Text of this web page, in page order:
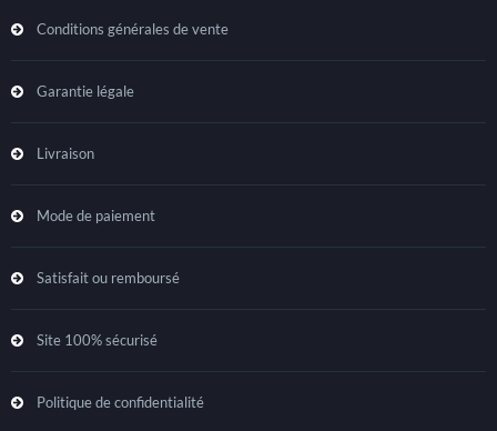
Conditions générales de vente
Garantie légale
Livraison
Mode de paiement
Satisfait ou remboursé
Site 100% sécurisé
Politique de confidentialité